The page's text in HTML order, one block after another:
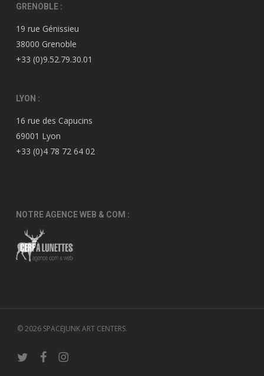
GRENOBLE :
19 rue Génissieu
38000 Grenoble
+33 (0)9.52.79.30.01
LYON :
16 rue des Capucins
69001 Lyon
+33 (0)4 78 72 64 02
NOTRE AGENCE WEB & COM :
© 2026 SPACEJUNK ART CENTERS.
twitter facebookinstagram